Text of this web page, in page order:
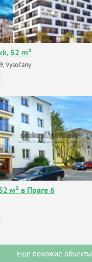
52 m²
Vysočany
м² в Праге 6
Еще похожие объекты